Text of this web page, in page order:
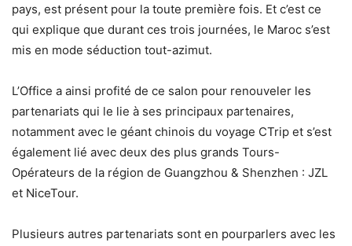
pays, est présent pour la toute première fois. Et c’est ce
qui explique que durant ces trois journées, le Maroc s’est
mis en mode séduction tout-azimut.
L’Office a ainsi profité de ce salon pour renouveler les
partenariats qui le lie à ses principaux partenaires,
notamment avec le géant chinois du voyage CTrip et s’est
également lié avec deux des plus grands Tours-
Opérateurs de la région de Guangzhou & Shenzhen : JZL
et NiceTour.
Plusieurs autres partenariats sont en pourparlers avec les